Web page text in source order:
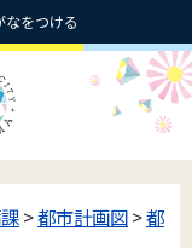
なをつける
>都市計画図>都